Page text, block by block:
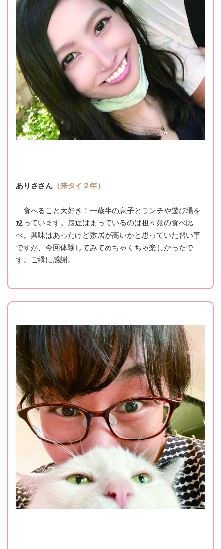
ありささん （来タイ２年）
食べること大好き！一歳半の息子とランチや遊び場を
巡っています。最近はまっているのは担々麺の食べ比
べ。興味はあったけど敷居が高いかと思っていた習い事
ですが、今回体験してみてめちゃくちゃ楽しかったで
す。ご縁に感謝。